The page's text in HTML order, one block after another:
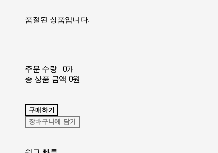
품절된 상품입니다.
주문 수량
0개
총 상품 금액 0원
구매하기
장바구니에 담기